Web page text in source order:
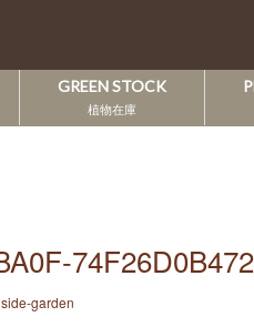
GREEN STOCK
植物在庫
garden